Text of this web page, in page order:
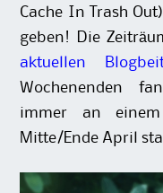
Cache In Trash
geben! Die
aktuellen
Wochenenden
immer an einem
Mitte/Ende April